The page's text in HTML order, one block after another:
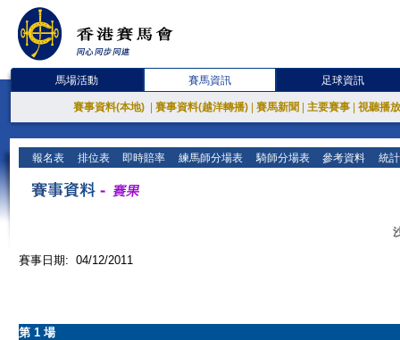
馬場活動 賽馬資訊 足球資訊
賽事資料(本地) 賽事資料(越洋轉播) 賽馬新聞 主要賽事 視聽播
報名表 排位表 即時賠率 練馬師分場表 騎師分場表 參考資料 統
賽事日期: 04/12/2011
第 1 場